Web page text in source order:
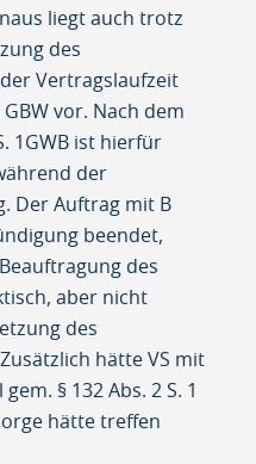
liegt auch trotz
des
Vertragslaufzeit
GBW vor. Nach dem
1GWB ist hierfür
der
Der Auftrag mit B
beendet,
des
aber nicht
des
hätte VS mit
§ 132 Abs. 2 S. 1
hätte treffen